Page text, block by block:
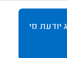
יודעת מי